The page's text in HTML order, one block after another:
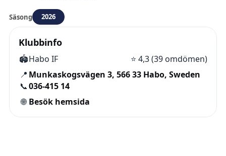
Säsong 2026
Klubbinfo
🏟️Habo IF ⭐ 4,3 (39 omdömen)
📍 Munkaskogsvägen 3, 566 33 Habo, Sweden
📞036-415 14
🌐 Besök hemsida